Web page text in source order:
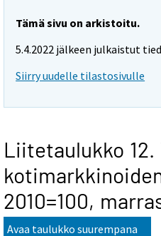
Tämä sivu on arkistoitu.
5.4.2022 jälkeen julkaistut
Siirry uudelle tilastosivulle
Liitetaulukko 12.
2010=100,
Avaa taulukko suurempana